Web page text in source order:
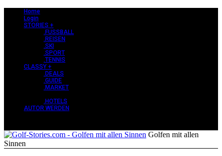
Home
Login
STORIES +
.FUSSBALL
.REISEN
.SKI
.SPORT
.TENNIS
CLASSY +
.DEALS
.GUIDE
.MARKET
.HOTELS
AUTOR WERDEN
Golfen mit allen
Sinnen